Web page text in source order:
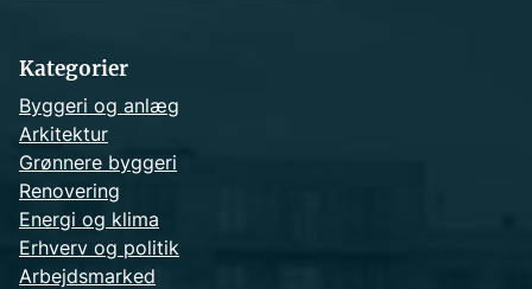
Kategorier
Byggeri og anlæg
Arkitektur
Grønnere byggeri
Renovering
Energi og klima
Erhverv og politik
Arbejdsmarked